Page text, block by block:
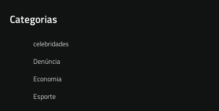
Categorias
celebridades
Denúncia
Economia
Esporte